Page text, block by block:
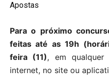
Apostas
Para o próximo
feitas até as 19h
feira (11), em
internet, no site ou